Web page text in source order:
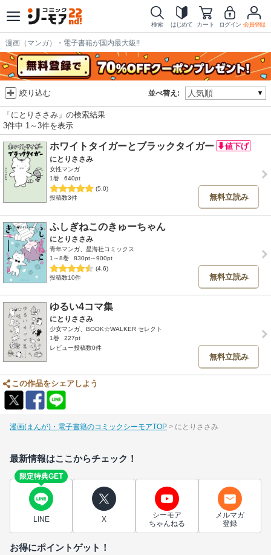
検索 はじめて カート ログイン 会員登録
漫画（マンガ）・電子書籍が国内最大級!!
並べ替え:
絞り込む
「にとりささみ」の検索結果
3件中 1～3件を表示
ホワイトタイガーとブラックタイガー
にとりささみ
女性マンガ
1巻
640pt
(5.0)
投稿数3件
無料立読み
ふしぎねこのきゅーちゃん
にとりささみ
青年マンガ、星海社コミックス
1～8巻
830pt～900pt
(4.6)
投稿数10件
無料立読み
ゆるい4コマ集
にとりささみ
少女マンガ、BOOK☆WALKER セレクト
1巻
227pt
レビュー投稿数0件
無料立読み
この作品をシェアしよう
漫画(まんが)・電子書籍のコミックシーモアTOP にとりささみ
最新情報はここからチェック！
限定特典GET
LINE X
シーモア
ちゃんねる
メルマガ
登録
お得にポイントゲット！